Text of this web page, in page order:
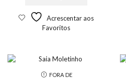
Acrescentar aos
Favoritos
FORA DE